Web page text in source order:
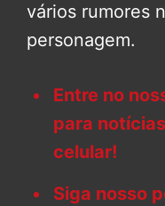
vários rumores
personagem.
Entre no
para
celular!
Siga nosso